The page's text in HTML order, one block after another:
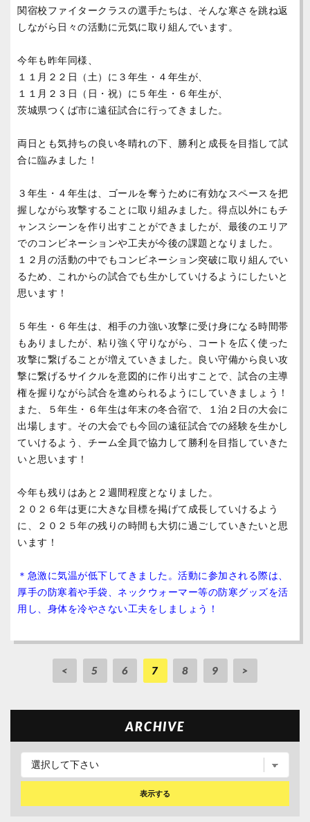
関宿校ファイタークラスの選手たちは、そんな寒さを跳ね返
しながら日々の活動に元気に取り組んでいます。
今年も昨年同様、
１１月２２日（土）に３年生・４年生が、
１１月２３日（日・祝）に５年生・６年生が、
茨城県つくば市に遠征試合に行ってきました。
両日とも気持ちの良い冬晴れの下、勝利と成長を目指して試
合に臨みました！
３年生・４年生は、ゴールを奪うために有効なスペースを把
握しながら攻撃することに取り組みました。 得点以外にもチ
ャンスシーンを作り出すことができましたが、最後のエリア
でのコンビネーションや工夫が今後の課題となりました。
１２月の活動の中でもコンビネーション突破に取り組んでい
るため、これからの試合でも生かしていけるようにしたいと
思います！
５年生・６年生は、相手の力強い攻撃に受け身になる時間帯
もありましたが、粘り強く守りながら、コートを広く使った
攻撃に繋げることが増えていきました。良い守備から良い攻
撃に繋げるサイクルを意図的に作り出すことで、試合の主導
権を握りながら試合を進められるようにしていきましょう！
また、５年生・６年生は年末の冬合宿で、１泊２日の大会に
出場します。その大会でも今回の遠征試合での経験を生かし
ていけるよう、チーム全員で協力して勝利を目指していきた
いと思います！
今年も残りはあと２週間程度となりました。
２０２６年は更に大きな目標を掲げて成長していけるよう
に、２０２５年の残りの時間も大切に過ごしていきたいと思
います！
＊急激に気温が低下してきました。活動に参加される際は、
厚手の防寒着や手袋、ネックウォーマー等の防寒グッズを活
用し、身体を冷やさない工夫をしましょう！
< 5 6 7 8 9 >
ARCHIVE
表示する